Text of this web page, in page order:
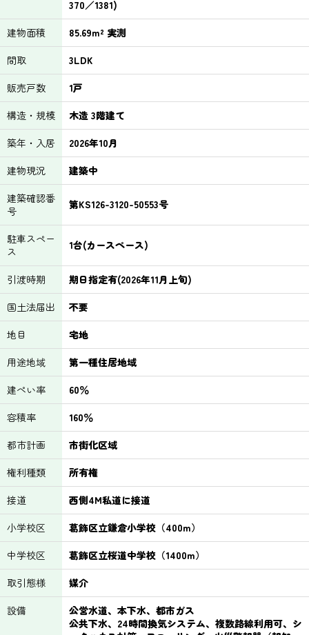
370／1381)
建物面積
85.69m² 実測
間取
3LDK
販売戸数
1戸
構造・規模
木造 3階建て
築年・入居
2026年10月
建物現況
建築中
建築確認番
号
第KS126-3120-50553号
駐車スペー
ス
1台(カースペース)
引渡時期
期日指定有(2026年11月上旬)
国土法届出
不要
地目
宅地
用途地域
第一種住居地域
建ぺい率
60％
容積率
160％
都市計画
市街化区域
権利種類
所有権
接道
西側4M私道に接道
小学校区
葛飾区立鎌倉小学校（400m）
中学校区
葛飾区立桜道中学校（1400m）
取引態様
媒介
設備
公営水道、本下水、都市ガス
公共下水、24時間換気システム、複数路線利用可、シ